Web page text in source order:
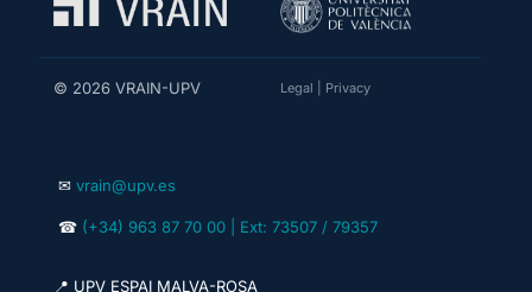
© 2026 VRAIN-UPV Legal Privacy
✉ vrain@upv.es
☎ (+34) 963 87 70 00 | Ext: 73507 / 79357
📍 UPV ESPAI MALVA-ROSA